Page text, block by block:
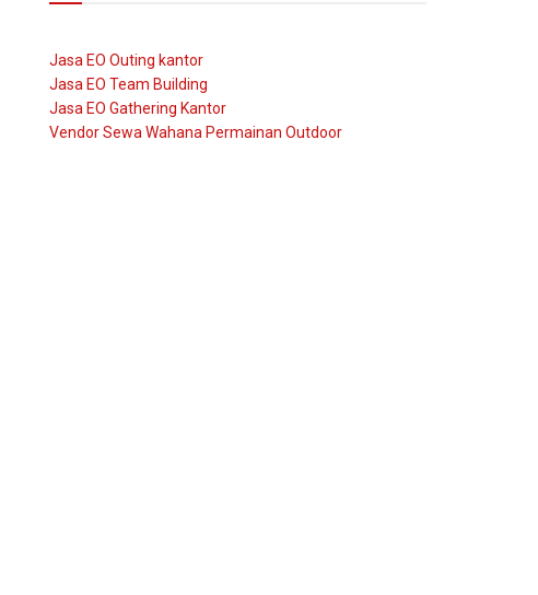
Jasa EO Outing kantor
Jasa EO Team Building
Jasa EO Gathering Kantor
Vendor Sewa Wahana Permainan Outdoor